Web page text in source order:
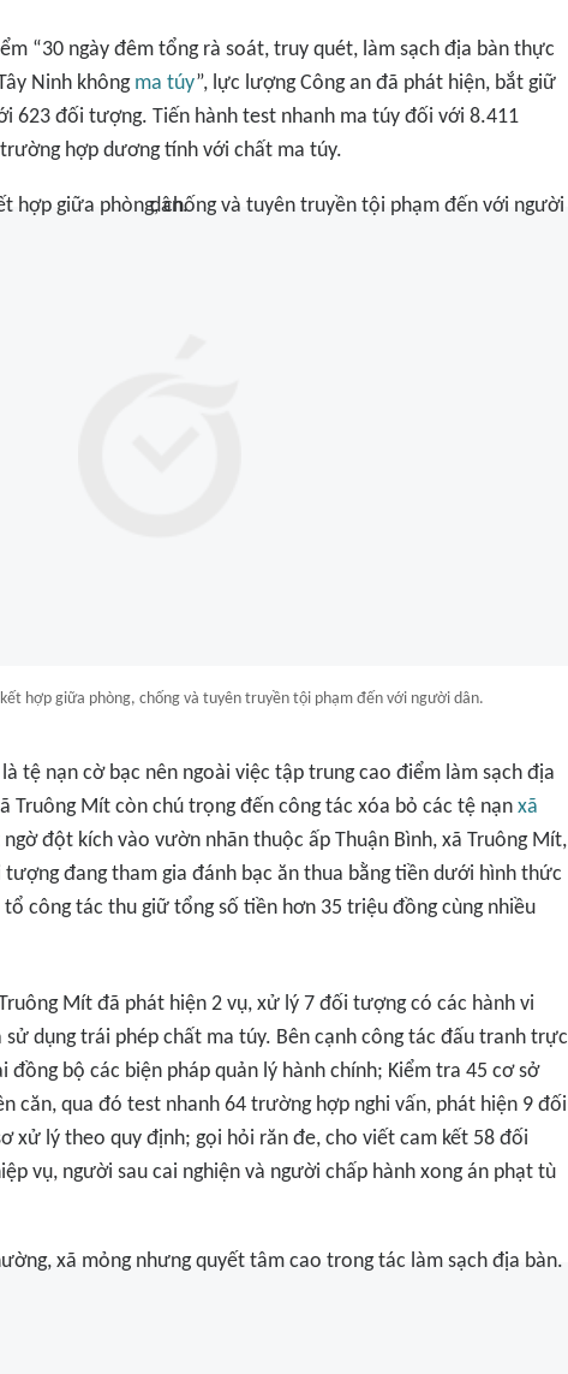
“30 ngày đêm tổng rà soát, truy quét, làm sạch địa bàn thực
Ninh không ma túy”, lực lượng Công an đã phát hiện, bắt giữ
623 đối tượng. Tiến hành test nhanh ma túy đối với 8.411
hợp dương tính với chất ma túy.
hợp giữa phòng, chống và tuyên truyền tội phạm đến với người dân.
tệ nạn cờ bạc nên ngoài việc tập trung cao điểm làm sạch địa
Truông Mít còn chú trọng đến công tác xóa bỏ các tệ nạn xã
đột kích vào vườn nhãn thuộc ấp Thuận Bình, xã Truông Mít,
đang tham gia đánh bạc ăn thua bằng tiền dưới hình thức
công tác thu giữ tổng số tiền hơn 35 triệu đồng cùng nhiều
Mít đã phát hiện 2 vụ, xử lý 7 đối tượng có các hành vi
dụng trái phép chất ma túy. Bên cạnh công tác đấu tranh trực
đồng bộ các biện pháp quản lý hành chính; Kiểm tra 45 cơ sở
căn, qua đó test nhanh 64 trường hợp nghi vấn, phát hiện 9 đối
xử lý theo quy định; gọi hỏi răn đe, cho viết cam kết 58 đối
vụ, người sau cai nghiện và người chấp hành xong án phạt tù